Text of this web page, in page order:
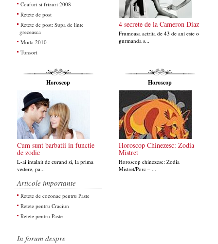
Coafuri si frizuri 2008
Retete de post
Retete de post: Supa de linte
greceasca
Moda 2010
Tunsori
4 secrete de la Cameron Diaz
Frumoasa actrita de 43 de ani este o
gurmanda s...
Horoscop
Cum sunt barbatii in functie
de zodie
L-ai intalnit de curand si, la prima
vedere, pa...
Horoscop
Horoscop Chinezesc: Zodia
Mistret
Horoscop chinezesc: Zodia
Mistret/Porc – ...
Articole importante
Retete de cozonac pentru Paste
Retete pentru Craciun
Retete pentru Paste
In forum despre